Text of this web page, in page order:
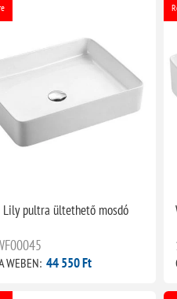
Lily pultra ültethető mosdó
WEBEN: 44 550 Ft